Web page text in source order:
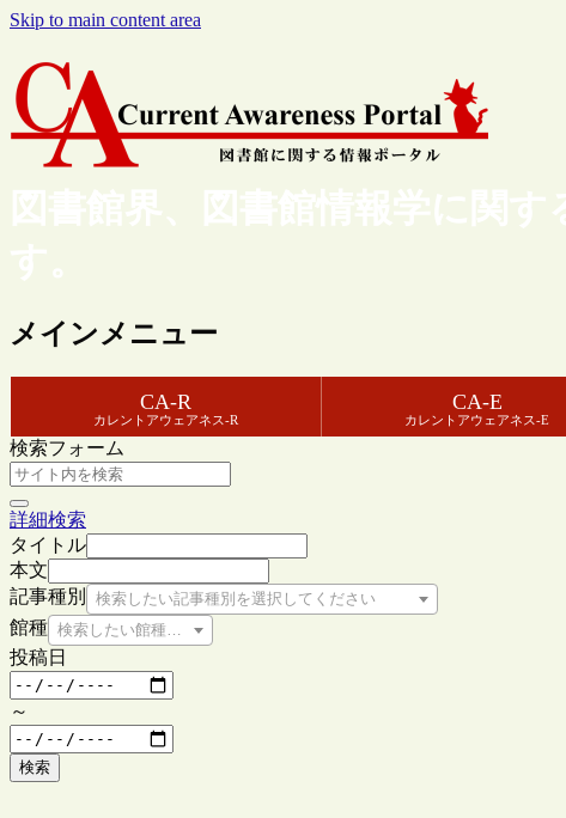
Skip to main content area
図書館界、図書館情報学に関
す。
メインメニュー
CA-R
カレントアウェアネス-R
CA-E
カレントアウェアネス-E
検索フォーム
詳細検索
タイトル
本文
記事種別
検索したい記事種別を選択してください
館種 検索したい館種を選択してください
投稿日
～
検索